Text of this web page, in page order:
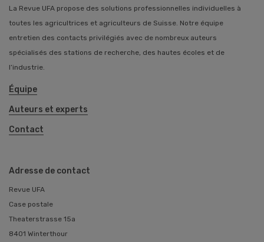
La Revue UFA propose des solutions professionnelles individuelles à
toutes les agricultrices et agriculteurs de Suisse. Notre équipe
entretien des contacts privilégiés avec de nombreux auteurs
spécialisés des stations de recherche, des hautes écoles et de
l’industrie.
Équipe
Auteurs et experts
Contact
Adresse de contact
Revue UFA
Case postale
Theaterstrasse 15a
8401 Winterthour